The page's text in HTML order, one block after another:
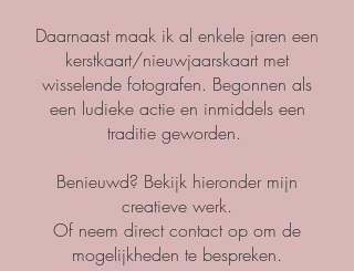
Daarnaast maak ik al enkele jaren een
kerstkaart/nieuwjaarskaart met
wisselende fotografen. Begonnen als
een ludieke actie en inmiddels een
traditie geworden.
Benieuwd? Bekijk hieronder mijn
creatieve werk.
Of neem direct contact op om de
mogelijkheden te bespreken.